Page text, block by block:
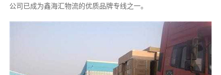
公司已成为鑫海汇物流的优质品牌专线之一。